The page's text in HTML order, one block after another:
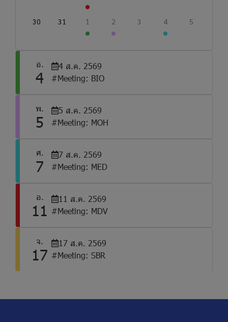
30 31 1 2 3 4 5
อ.
4
4 ส.ค. 2569
#Meeting: BIO
พ.
5
5 ส.ค. 2569
#Meeting: MOH
ศ.
7
7 ส.ค. 2569
#Meeting: MED
อ.
11
11 ส.ค. 2569
#Meeting: MDV
จ.
17
17 ส.ค. 2569
#Meeting: SBR
18 #Meeting: BIO